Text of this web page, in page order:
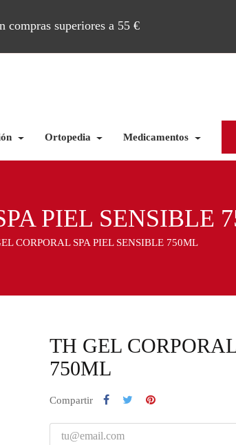
compras superiores a 55 €
Ortopedia Medicamentos
PIEL SENSIBLE
CORPORAL SPA PIEL SENSIBLE 750ML
TH GEL
750ML
Compartir